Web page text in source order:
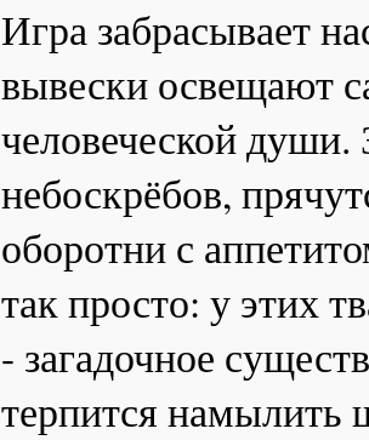
Игра забрасывает
вывески освещают
человеческой души.
небоскрёбов,
оборотни с
так просто: у этих
- загадочное
терпится намылить